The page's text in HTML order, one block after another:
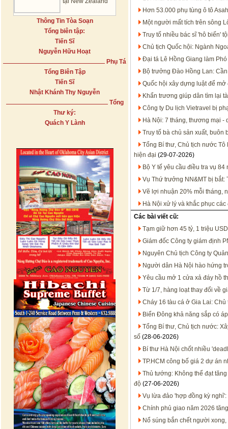
Thông Tin Tòa Soạn
Tổng biên tập:
Tiến Sĩ
Nguyễn Hữu Hoạt
Phụ Tá
Tổng Biên Tập
Tiến Sĩ
Nhật Khánh Thy Nguyễn
Tổng
Thư ký:
Quách Y Lành
Hơn 53.000 phụ tùng ô tô
Một người mất tích trên sông
Truy tố nhiều bác sĩ 'hô biến'
Chủ tịch Quốc hội: Ngành
Đại tá Lê Hồng Giang làm
Bộ trưởng Đào Hồng Lan:
Quốc hội xây dựng luật để
Khẩn trương giúp dân tìm lại
Công ty Du lịch Vietravel bị
Hà Nội: 7 tháng, thương mại -
Truy tố bà chủ sản xuất, buôn
Tổng Bí thư, Chủ tịch nước
hiện đại (29-07-2026)
Bộ Y tế yêu cầu điều tra vụ
Vụ Thứ trưởng NN&MT bị bắt:
Vẽ lợi nhuận 20% mỗi tháng,
Hà Nội xử lý và khắc phục
Các bài viết cũ:
Tạm giữ hơn 45 tỷ, 1 triệu
Giám đốc Công ty giám định
Nguyên Chủ tịch Công ty
Người dân Hà Nội hào hứng
Yêu cầu mở 1 cửa xả đáy hồ
Từ 1/7, hàng loạt thay đổi về
Cháy 16 tàu cá ở Gia Lai:
Biển Đông khả năng sắp có
Tổng Bí thư, Chủ tịch nước:
số (28-06-2026)
Bí thư Hà Nội chốt nhiều
TP.HCM công bố giá 2 dự án
Thủ tướng: Không thể đạt
độ (27-06-2026)
Vụ lừa đảo 'hợp đồng kỳ
Chính phủ giao năm 2026
Nổ súng bắn chết người